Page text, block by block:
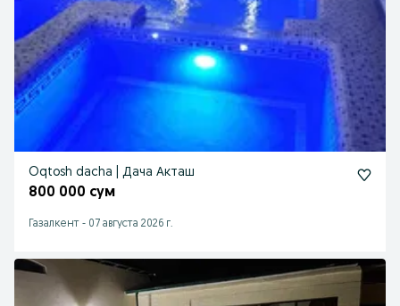
Oqtosh dacha | Дача Акташ
800 000 сум
Газалкент - 07 августа 2026 г.